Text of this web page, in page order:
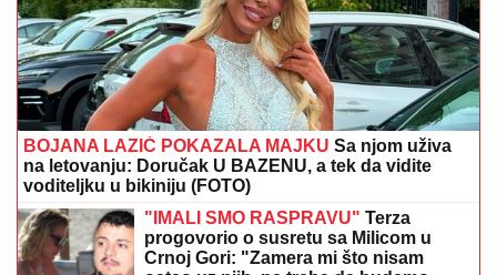
(FOTO) "AKO JE DETE PAMETNO,
ZNA SE NA KOGA JE - NA TETKU"
Vanja Gudelj podelila objavu o malom
Ilijanu, Anastasija odmah reagovala